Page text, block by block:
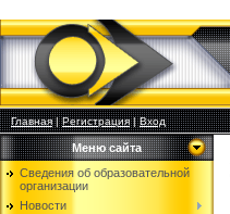
Главная|Регистрация|Вход
Меню сайта
Сведения об образовательной
организации
Новости